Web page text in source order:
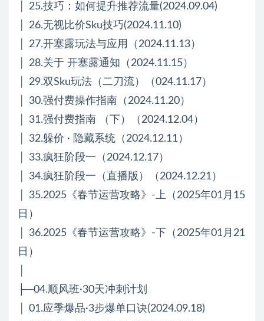
│ 25.技巧：如何提升推荐流量(2024.09.04)
│ 26.无视比价Sku技巧(2024.11.10)
│ 27.开塞露玩法与应用（2024.11.13）
│ 28.关于 开塞露通知（2024.11.15）
│ 29.双Sku玩法（二刀流）（024.11.17）
│ 30.强付费操作指南（2024.11.20）
│ 31.强付费指南 （下）（2024.12.04）
│ 32.躲价 · 隐藏系统（2024.12.11）
│ 33.疯狂阶段一（2024.12.17）
│ 34.疯狂阶段一（直播版）（2024.12.21）
│ 35.2025《春节运营攻略》-上（2025年01月15
日）
│ 36.2025《春节运营攻略》-下（2025年01月21
日）
├─04.顺风班·30天冲刺计划
│ 01.应季爆品·3步爆单口诀(2024.09.18)